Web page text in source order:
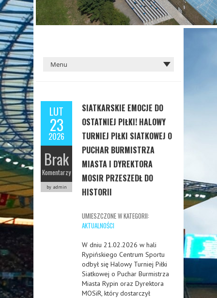
LUT
23
2026
Brak
Komentarzy
by admin
SIATKARSKIE EMOCJE DO
OSTATNIEJ PIŁKI! HALOWY
TURNIEJ PIŁKI SIATKOWEJ O
PUCHAR BURMISTRZA
MIASTA I DYREKTORA
MOSIR PRZESZEDŁ DO
HISTORII
UMIESZCZONE W KATEGORII:
AKTUALNOŚCI
W dniu 21.02.2026 w hali
Rypińskiego Centrum Sportu
odbył się Halowy Turniej Piłki
Siatkowej o Puchar Burmistrza
Miasta Rypin oraz Dyrektora
MOSiR, który dostarczył